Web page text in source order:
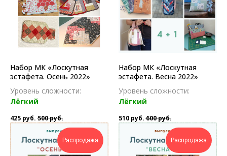
Набор МК «Лоскутная
эстафета. Осень 2022»
Уровень сложности:
Лёгкий
425 руб. 500руб.
Набор МК «Лоскутная
эстафета. Весна 2022»
Уровень сложности:
Лёгкий
510 руб. 600руб.
Распродажа Распродажа